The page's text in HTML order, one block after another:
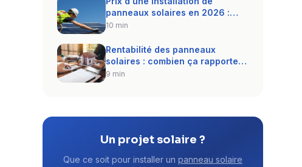
panneaux solaires en 2026 :
guide complet
10 min
Rentabilité des panneaux
solaires : combien ça rapporte
vraiment ?
9 min
Un projet solaire ?
Que ce soit pour installer unpanneau solaire